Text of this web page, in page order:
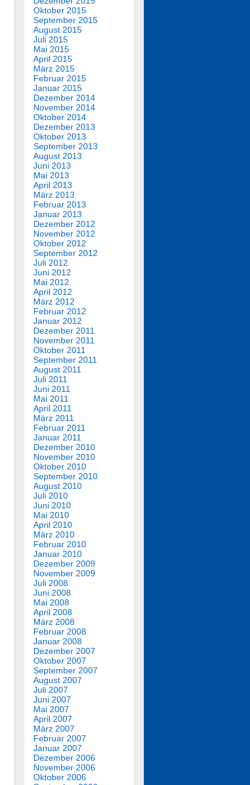
Oktober 2015
September 2015
August 2015
Juli 2015
Mai 2015
April 2015
März 2015
Februar 2015
Januar 2015
Dezember 2014
November 2014
Oktober 2014
Dezember 2013
Oktober 2013
September 2013
August 2013
Juni 2013
Mai 2013
April 2013
März 2013
Februar 2013
Januar 2013
Dezember 2012
November 2012
Oktober 2012
September 2012
Juli 2012
Juni 2012
Mai 2012
April 2012
März 2012
Februar 2012
Januar 2012
Dezember 2011
November 2011
Oktober 2011
September 2011
August 2011
Juli 2011
Juni 2011
Mai 2011
April 2011
März 2011
Februar 2011
Januar 2011
Dezember 2010
November 2010
Oktober 2010
September 2010
August 2010
Juli 2010
Juni 2010
Mai 2010
April 2010
März 2010
Februar 2010
Januar 2010
Dezember 2009
November 2009
Juli 2008
Juni 2008
Mai 2008
April 2008
März 2008
Februar 2008
Januar 2008
Dezember 2007
Oktober 2007
September 2007
August 2007
Juli 2007
Juni 2007
Mai 2007
April 2007
März 2007
Februar 2007
Januar 2007
Dezember 2006
November 2006
Oktober 2006